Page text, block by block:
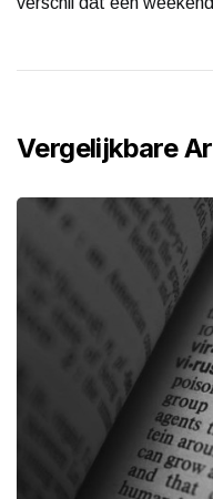
Vergelijkbare